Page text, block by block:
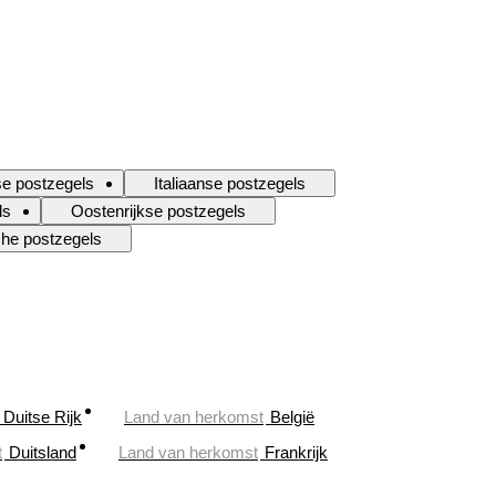
postzegels
Italiaanse postzegels
Oostenrijkse postzegels
postzegels
Duitse Rijk Land van herkomst België
Duitsland Land van herkomst Frankrijk